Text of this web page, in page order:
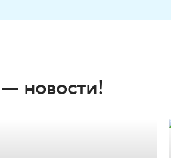
новости!